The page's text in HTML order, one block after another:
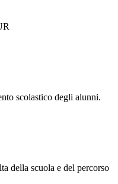
scolastico degli alunni.
della scuola e del percorso